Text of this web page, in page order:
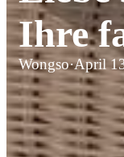
Ihre
Wongso·April